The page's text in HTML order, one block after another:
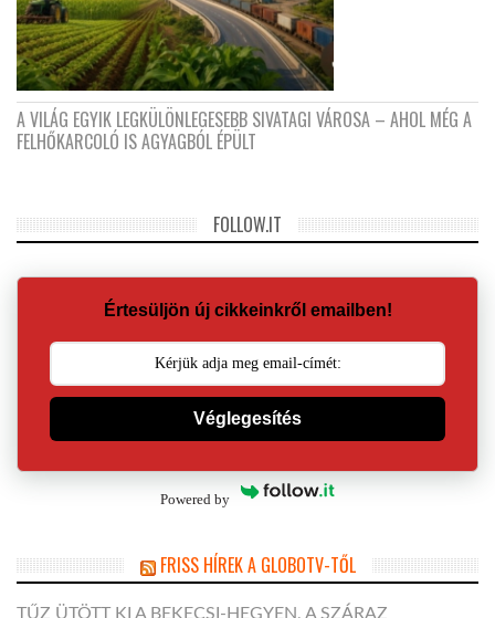
A VILÁG EGYIK LEGKÜLÖNLEGESEBB SIVATAGI VÁROSA – AHOL MÉG A
FELHŐKARCOLÓ IS AGYAGBÓL ÉPÜLT
FOLLOW.IT
Értesüljön új cikkeinkről emailben!
Véglegesítés
Powered by
FRISS HÍREK A GLOBOTV-TŐL
TŰZ ÜTÖTT KI A BEKECSI-HEGYEN, A SZÁRAZ